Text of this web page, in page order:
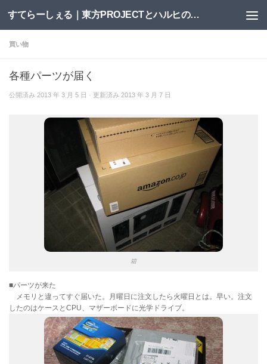
コンテンツへスキップ すてらーしぇる｜東方PROJECTとハルヒの二次創作サイト
買い物
各種パーツが届く
公開済み 2013 年 3 月 5 日 · 更新済み 2013 年 3 月 7 日
箱
■パーツが来た
メモリと違ってすぐ届いた。月曜日に注文したら火曜日とは。早い。注文
したのはケースとCPU、マザーボードに光学ドライブ。